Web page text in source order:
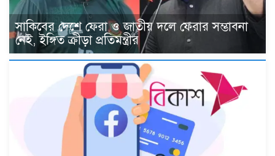
সাকিবের দেশে ফেরা ও জাতীয় দলে ফেরার সম্ভাবনা
নেই, ইঙ্গিত ক্রীড়া প্রতিমন্ত্রীর